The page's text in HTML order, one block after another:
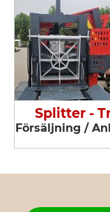
Splitter -
Försäljning /